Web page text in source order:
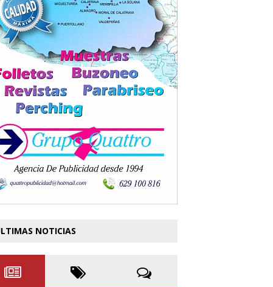
NOTICIAS